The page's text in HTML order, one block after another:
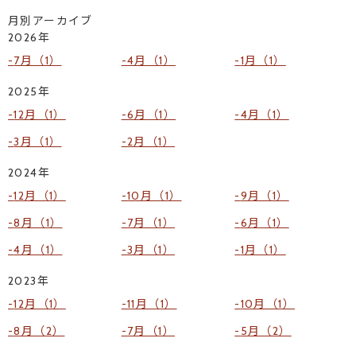
月別アーカイブ
2026年
7月（1）
4月（1） 1月（1）
2025年
12月（1）
6月（1）
4月（1）
3月（1）
2月（1）
2024年
12月（1）
10月（1）
9月（1）
8月（1）
7月（1）
6月（1）
4月（1）
3月（1） 1月（1）
2023年
12月（1）
11月（1）
10月（1）
8月（2）
7月（1）
5月（2）